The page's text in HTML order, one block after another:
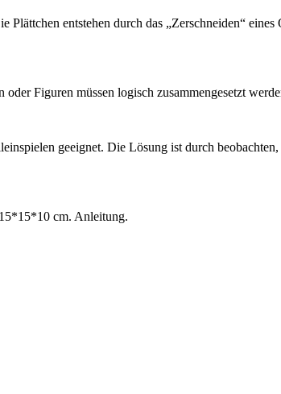
Plättchen entstehen durch das „Zerschneiden“
Figuren müssen logisch zusammengesetzt
geeignet. Die Lösung ist durch
cm. Anleitung.